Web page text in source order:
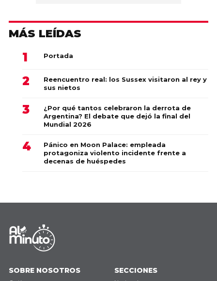
MÁS LEÍDAS
Portada
Reencuentro real: los Sussex visitaron al rey y
sus nietos
¿Por qué tantos celebraron la derrota de
Argentina? El debate que dejó la final del
Mundial 2026
Pánico en Moon Palace: empleada
protagoniza violento incidente frente a
decenas de huéspedes
SOBRE NOSOTROS SECCIONES